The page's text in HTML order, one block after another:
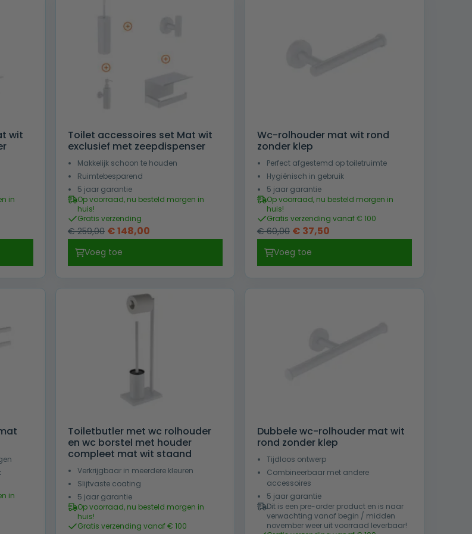
wit
in
Toilet accessoires set Mat wit
exclusief met zeepdispenser
Makkelijk schoon te houden
Ruimtebesparend
5 jaar garantie
Op voorraad, nu besteld morgen in
huis!
Gratis verzending
€259,00 Oorspronkelijke
€ 259,00.
€148,00Huidige
€ 148,00.
Voeg toe
Wc-rolhouder mat wit rond
zonder klep
Perfect afgestemd op toiletruimte
Hygiënisch in gebruik
5 jaar garantie
Op voorraad, nu besteld morgen in
huis!
Gratis verzending vanaf € 100
€60,00 Oorspronkelijke
was:
€ 60,00.
€ 37,50Huidige
€ 37,50.
Voeg toe
in
Toiletbutler met wc rolhouder
en wc borstel met houder
compleet mat wit staand
Verkrijgbaar in meerdere kleuren
Slijtvaste coating
5 jaar garantie
Op voorraad, nu besteld morgen in
huis!
Gratis verzending vanaf € 100
Dubbele wc-rolhouder mat wit
rond zonder klep
Tijdloos ontwerp
Combineerbaar met andere
accessoires
5 jaar garantie
Dit is een pre-order product en is naar
verwachting vanaf begin / midden
november weer uit voorraad leverbaar!